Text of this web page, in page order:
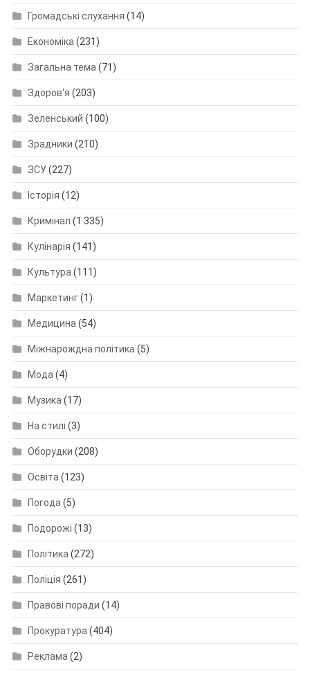
Громадські слухання (14)
Економіка (231)
Загальна тема (71)
Здоров'я (203)
Зеленський (100)
Зрадники (210)
ЗСУ(227)
Історія (12)
Кримінал (1 335)
Кулінарія (141)
Культура (111)
Маркетинг(1)
Медицина (54)
Міжнарождна політика (5)
Мода (4)
Музика (17)
На стилі (3)
Оборудки (208)
Освіта (123)
Погода (5)
Подорожі (13)
Політика (272)
Поліція (261)
Правові поради (14)
Прокуратура (404)
Реклама (2)